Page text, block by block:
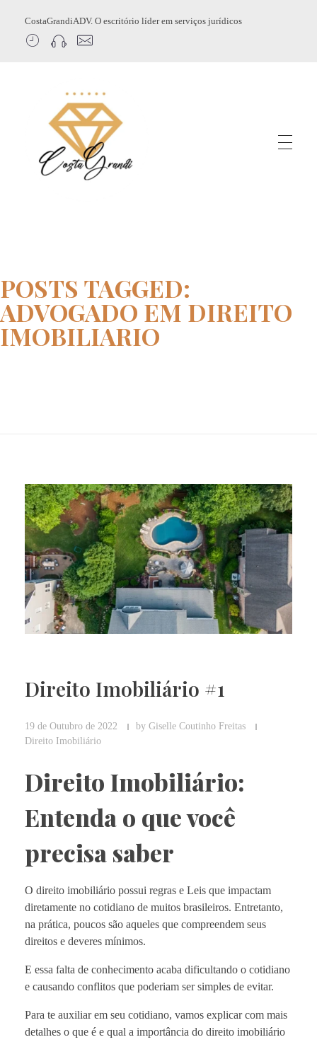
CostaGrandiADV. O escritório líder em serviços jurídicos
POSTS TAGGED:
ADVOGADO EM DIREITO
IMOBILIARIO
Direito Imobiliário #1
19 de Outubro de 2022 by Giselle Coutinho Freitas
Direito Imobiliário
Direito Imobiliário:
Entenda o que você
precisa saber
O direito imobiliário possui regras e Leis que impactam
diretamente no cotidiano de muitos brasileiros. Entretanto,
na prática, poucos são aqueles que compreendem seus
direitos e deveres mínimos.
E essa falta de conhecimento acaba dificultando o cotidiano
e causando conflitos que poderiam ser simples de evitar.
Para te auxiliar em seu cotidiano, vamos explicar com mais
detalhes o que é e qual a importância do direito imobiliário